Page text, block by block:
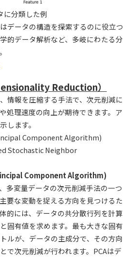
分類した例
データの構造を探索するのに役立つ
的データ解析など、多岐にわたる分
Reduction）
情報を圧縮する手法で、次元削減に
処理速度の向上が期待できます。ア
します。
Component Algorithm)
Stochastic Neighbor
Component Algorithm)
多変量データの次元削減手法の一つ
要な変動を捉える方向を見つけるた
的には、データの共分散行列を計算
固有値を求めます。最も大きな固有
ルが、データの主成分で、その方向
で次元削減が行われます。PCAはデ